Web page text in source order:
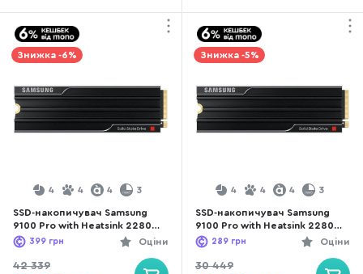
Знижка -6%
4 4 4 3
SSD-накопичувач Samsung
9100 Pro with Heatsink 2280
PCIe 5.0 x4 NVMe 2.0 4TB (MZ-
VAP4T0CW)
Оціни
399 грн
42 339
Знижка -5%
4 4 4 3
SSD-накопичувач Samsung
9100 Pro with Heatsink 2280
PCIe 5.0 x4 NVMe 2.0 2TB (MZ-
VAP2T0CW)
Оціни
289 грн
30 449